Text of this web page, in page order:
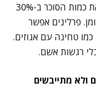
או חצי שקדים טחונים, מורידים את כמות הסוכר ב-30%
פרלינים אפשר
טחינה עם אגוזים.
רגשות אשם.
ולא מתייבשים